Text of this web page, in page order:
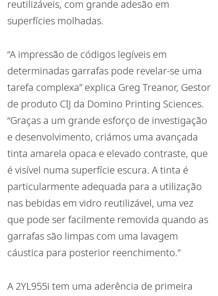
reutilizáveis, com grande adesão em
superfícies molhadas.
“A impressão de códigos legíveis em
determinadas garrafas pode revelar-se uma
tarefa complexa” explica Greg Treanor, Gestor
de produto CIJ da Domino Printing Sciences.
“Graças a um grande esforço de investigação
e desenvolvimento, criámos uma avançada
tinta amarela opaca e elevado contraste, que
é visível numa superfície escura. A tinta é
particularmente adequada para a utilização
nas bebidas em vidro reutilizável, uma vez
que pode ser facilmente removida quando as
garrafas são limpas com uma lavagem
cáustica para posterior reenchimento.”
A 2YL955i tem uma aderência de primeira